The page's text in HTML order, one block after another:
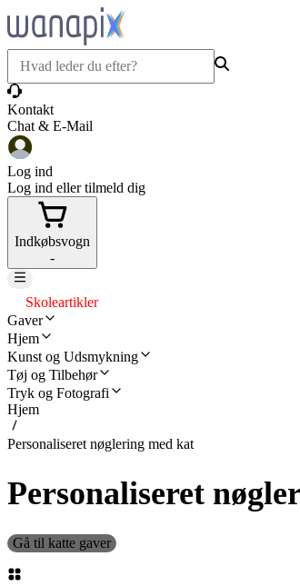
Kontakt
Chat & E-Mail
Log ind
Log ind eller tilmeld dig
Indkøbsvogn
-
Skoleartikler
Gaver
Hjem
Kunst og Udsmykning
Tøj og Tilbehør
Tryk og Fotografi
Hjem
Personaliseret nøglering med kat
Personaliseret
Gå til katte gaver